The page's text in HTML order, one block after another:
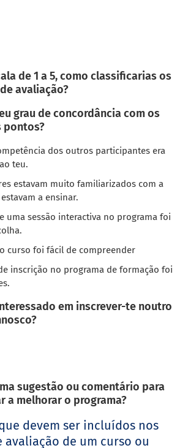
de 1 a 5, como classificarias os
avaliação?
grau de concordância com os
pontos?
dos outros participantes era
teu.
estavam muito familiarizados com a
a ensinar.
uma sessão interactiva no programa foi
curso foi fácil de compreender
inscrição no programa de formação foi
em inscrever-te noutro
sugestão ou comentário para
a melhorar o programa?
devem ser incluídos nos
de um curso ou